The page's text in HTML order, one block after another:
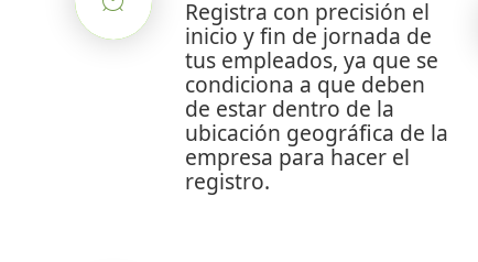
Registra con precisión el
inicio y fin de jornada de
tus empleados, ya que se
condiciona a que deben
de estar dentro de la
ubicación geográfica de la
empresa para hacer el
registro.